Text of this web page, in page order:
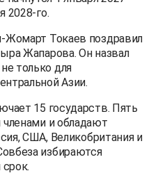
2028-го.
Жомарт Токаев поздравил
Жапарова. Он назвал
только для
Азии.
15 государств. Пять
и обладают
США, Великобритания и
избираются